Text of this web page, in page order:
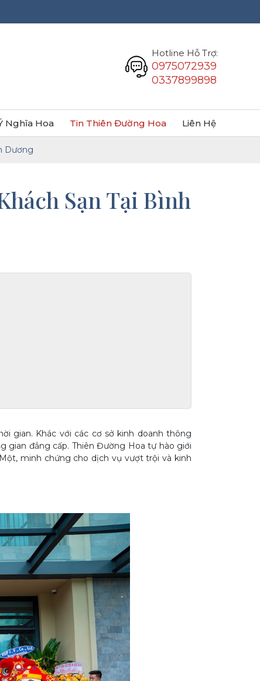
Hotline Hỗ Trợ:
0975072939
0337899898
Nghĩa Hoa Tin Thiên Đường Hoa Liên Hệ
Dương
Sạn Tại Bình
gian. Khác với các cơ sở kinh doanh thông
gian đẳng cấp. Thiên Đường Hoa tự hào giới
minh chứng cho dịch vụ vượt trội và kinh